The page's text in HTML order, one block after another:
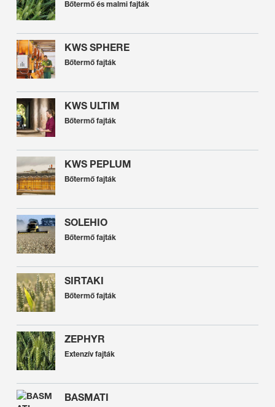
Bőtermő és malmi fajták
KWS SPHERE
Bőtermő fajták
KWS ULTIM
Bőtermő fajták
KWS PEPLUM
Bőtermő fajták
SOLEHIO
Bőtermő fajták
SIRTAKI
Bőtermő fajták
ZEPHYR
Extenzív fajták
BASMATI